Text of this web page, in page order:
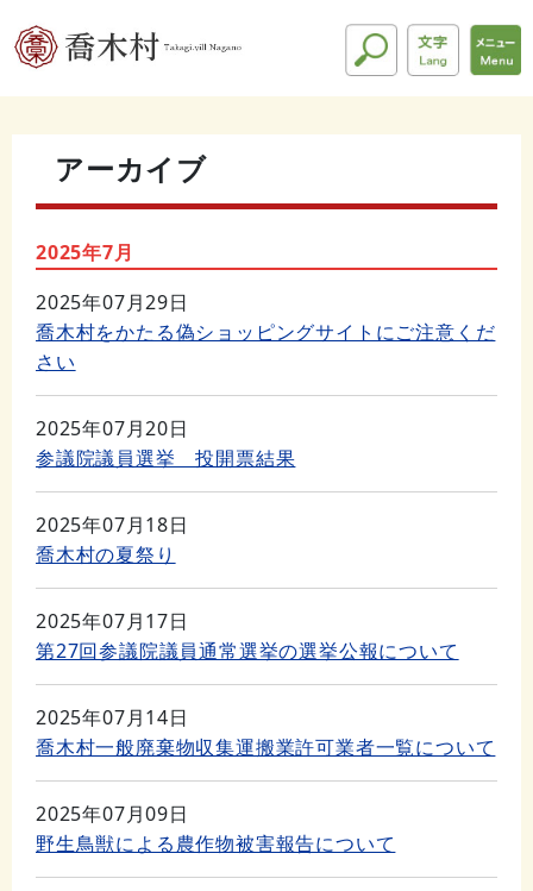
アーカイブ
2025年7月
2025年07月29日
喬木村をかたる偽ショッピングサイトにご注意くだ
さい
2025年07月20日
参議院議員選挙 投開票結果
2025年07月18日
喬木村の夏祭り
2025年07月17日
第27回参議院議員通常選挙の選挙公報について
2025年07月14日
喬木村一般廃棄物収集運搬業許可業者一覧について
2025年07月09日
野生鳥獣による農作物被害報告について